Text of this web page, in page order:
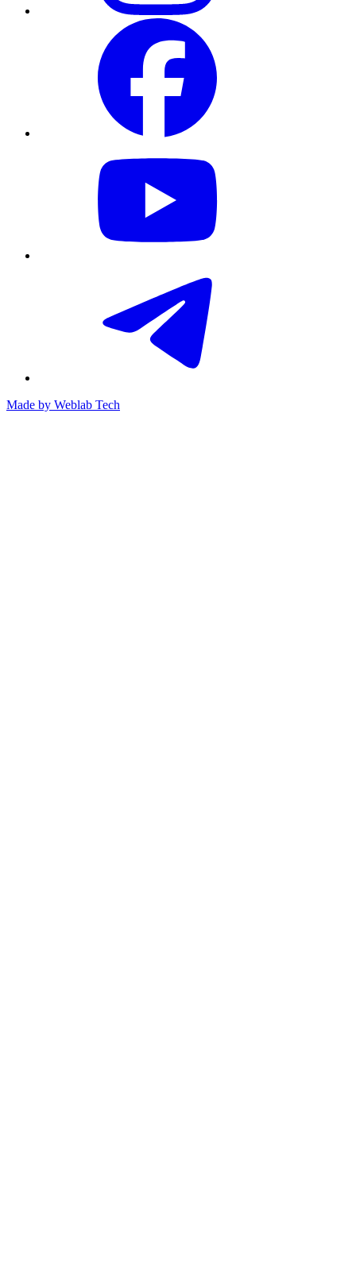
Made by Weblab Tech